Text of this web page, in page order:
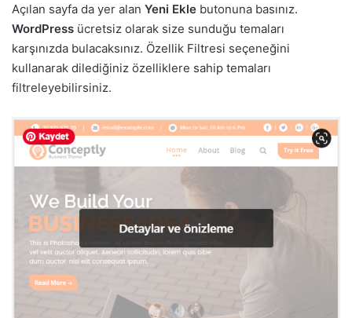
Açılan sayfa da yer alan Yeni Ekle butonuna basınız.
WordPress ücretsiz olarak size sunduğu temaları
karşınızda bulacaksınız. Özellik Filtresi seçeneğini
kullanarak dilediğiniz özelliklere sahip temaları
filtreleyebilirsiniz.